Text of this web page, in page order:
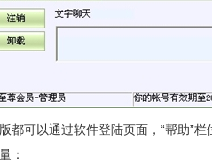
都可以通过软件登陆页面，“帮助”
：